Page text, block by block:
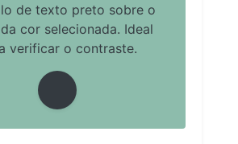
de texto preto sobre o
cor selecionada. Ideal
verificar o contraste.